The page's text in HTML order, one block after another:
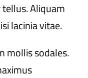
tellus. Aliquam
lacinia vitae.
mollis sodales.